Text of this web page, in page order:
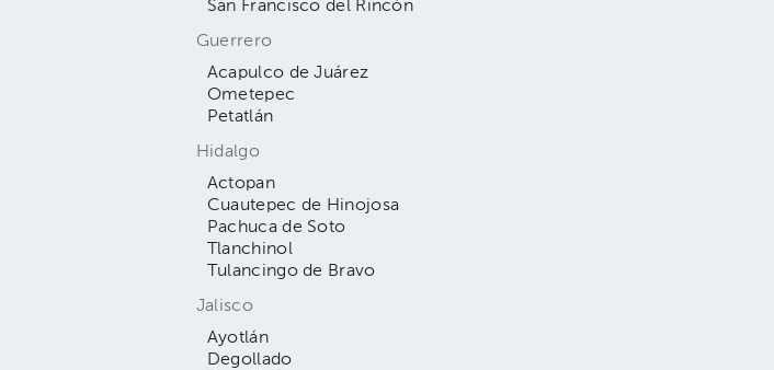
San Francisco del Rincón
Guerrero
Acapulco de Juárez
Ometepec
Petatlán
Hidalgo
Actopan
Cuautepec de Hinojosa
Pachuca de Soto
Tlanchinol
Tulancingo de Bravo
Jalisco
Ayotlán
Degollado